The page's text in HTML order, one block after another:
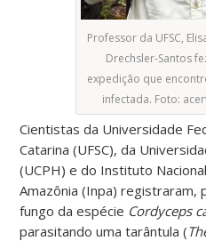
Professor da UFSC,
Drechsler-Santos
expedição que
infectada. Foto:
Cientistas da Universidade
Catarina (UFSC), da
(UCPH) e do Instituto
Amazônia (Inpa) registraram,
fungo da espécie Cordyceps
parasitando uma tarântula (